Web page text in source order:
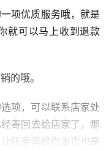
项优质服务哦，就是
就可以马上收到退款
的哦。
项，可以联系店家处
寄回去给店家了，那
店家再给你发货也是